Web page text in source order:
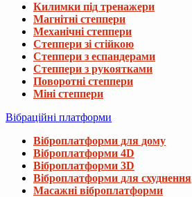
Килимки під тренажери
Магнітні степпери
Механічні степпери
Степпери зі стійкою
Степпери з еспандерами
Степпери з рукоятками
Поворотні степпери
Міні степпери
Вібраційні платформи
Віброплатформи для дому
Віброплатформи 4D
Віброплатформи 3D
Віброплатформи для схуднення
Масажні віброплатформи